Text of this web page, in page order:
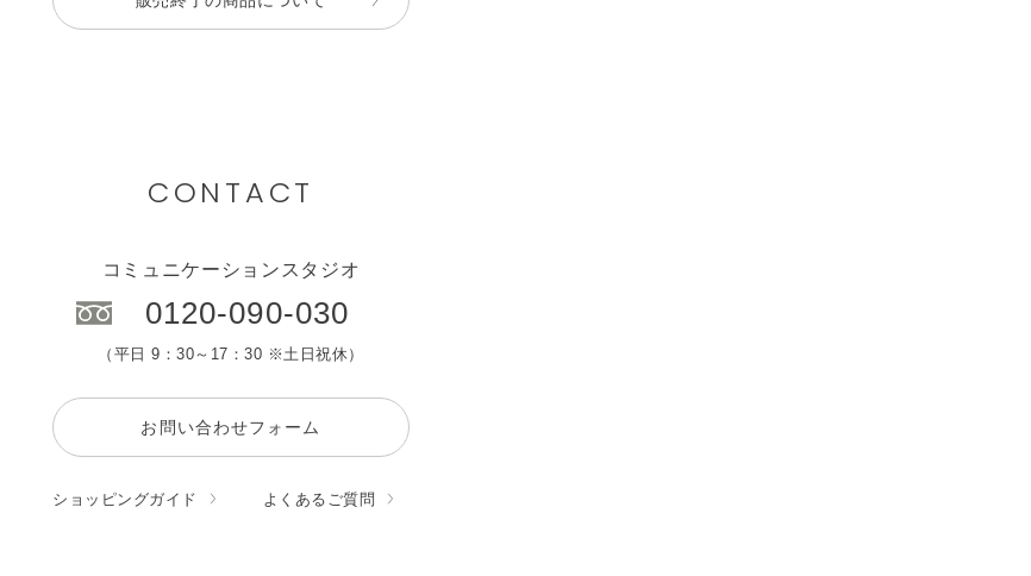
CONTACT
コミュニケーションスタジオ
0120-090-030
（平日 9：30～17：30 ※土日祝休）
お問い合わせフォーム
ショッピングガイド よくあるご質問